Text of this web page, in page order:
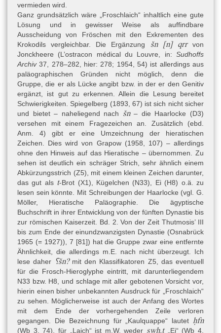
vermieden wird.
Ganz grundsätzlich wäre „Froschlaich“ inhaltlich eine gute
Lösung und in gewisser Weise als auffindbare
Ausscheidung von Fröschen mit den Exkrementen des
Krokodils vergleichbar. Die Ergänzung šn [n] qrrvon
Jonckheere (L’ostracon médical du Louvre, in: Sudhoffs
Archiv37, 278–282, hier: 278; 1954, 54) ist allerdings aus
paläographischen Gründen nicht möglich, denn die
Gruppe, die er als Lücke angibt bzw. in der er den Genitiv
ergänzt, ist gut zu erkennen. Allein die Lesung bereitet
Schwierigkeiten. Spiegelberg (1893, 67) ist sich nicht sicher
und bietet – naheliegend nach šn– die Haarlocke (D3)
versehen mit einem Fragezeichen an. Zusätzlich (ebd.
Anm. 4) gibt er eine Umzeichnung der hieratischen
Zeichen. Dies wird von Grapow (1958, 107) – allerdings
ohne den Hinweis auf das Hieratische – übernommen. Zu
sehen ist deutlich ein schräger Strich, sehr ähnlich einem
Abkürzungsstrich (Z5), mit einem kleinen Zeichen darunter,
das gut als t-Brot (X1), Kügelchen (N33), Ei (H8) o.ä. zu
lesen sein könnte. Mit Schreibungen der Haarlocke (vgl. G.
Möller, Hieratische Paläographie. Die ägyptische
Buchschrift in ihrer Entwicklung von der fünften Dynastie bis
zur römischen Kaiserzeit. Bd. 2. Von der Zeit Thutmosis’ III
bis zum Ende der einundzwanzigsten Dynastie (Osnabrück
1965 (= 1927)), 7 [81]) hat die Gruppe zwar eine entfernte
Ähnlichkeit, die allerdings m.E. nach nicht überzeugt. Ich
lese daher ⸮šn?mit den Klassifikatoren Z5, das eventuell
für die Frosch-Hieroglyphe eintritt, mit darunterliegendem
N33 bzw. H8, und schlage mit aller gebotenen Vorsicht vor,
hierin einen bisher unbekannten Ausdruck für „Froschlaich“
zu sehen. Möglicherweise ist auch der Anfang des Wortes
mit dem Ende der vorhergehenden Zeile verloren
gegangen. Die Bezeichnung für „Kaulquappe“ lautet ḥfn
(Wb 3, 74), für „Laich“ ist m.W. weder swḥ.t„Ei“ (Wb 4,